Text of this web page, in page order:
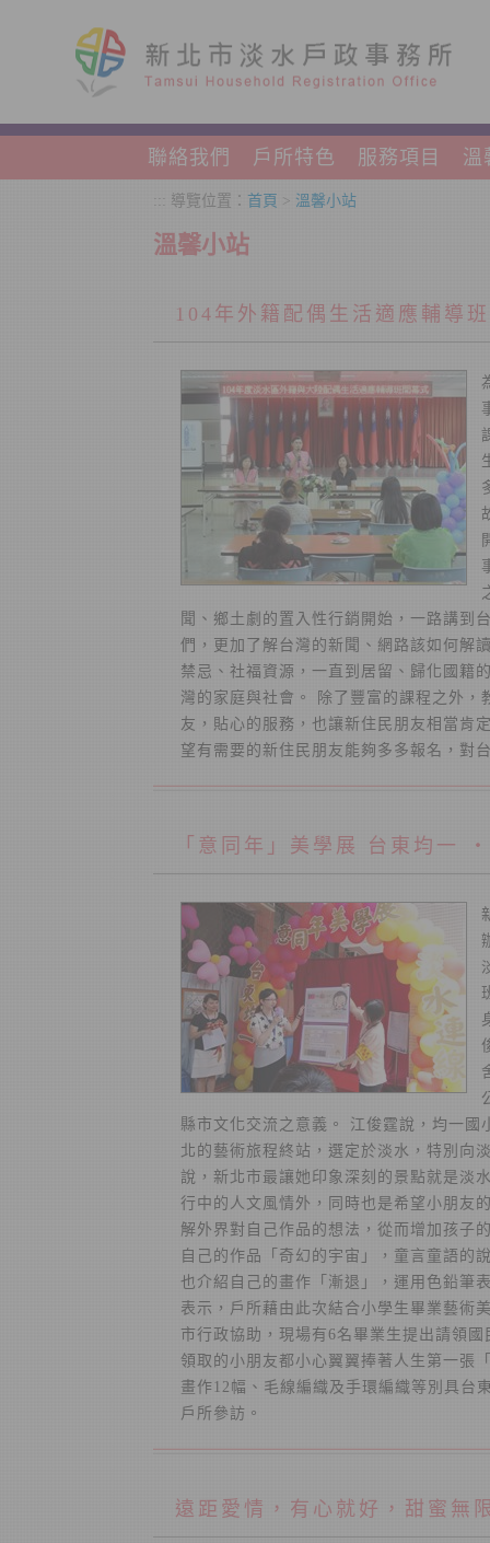
聯絡我們 戶所特色 服務項目 溫
::: 導覽位置： 首頁 > 溫馨小站
溫馨小站
104年外籍配偶生活適應輔導班
聞、鄉土劇的置入性行銷開始，一路講到
們，更加了解台灣的新聞、網路該如何解
禁忌、社福資源，一直到居留、歸化國籍
灣的家庭與社會。 除了豐富的課程之外
友，貼心的服務，也讓新住民朋友相當肯
望有需要的新住民朋友能夠多多報名，對
「意同年」美學展 台東均一
縣市文化交流之意義。 江俊霆說，均一
北的藝術旅程終站，選定於淡水，特別向
說，新北市最讓她印象深刻的景點就是淡
行中的人文風情外，同時也是希望小朋友
解外界對自己作品的想法，從而增加孩子
自己的作品「奇幻的宇宙」，童言童語的
也介紹自己的畫作「漸退」，運用色鉛筆
表示，戶所藉由此次結合小學生畢業藝術
市行政協助，現場有6名畢業生提出請領
領取的小朋友都小心翼翼捧著人生第一張
畫作12幅、毛線編織及手環編織等別具台
戶所參訪。
遠距愛情，有心就好，甜蜜無